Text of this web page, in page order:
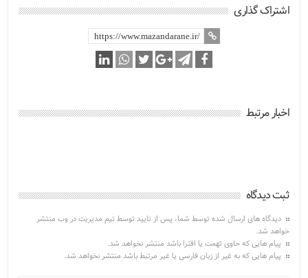
اشتراک گذاری
اخبار مرتبط
ثبت دیدگاه
دیدگاه های ارسال شده توسط شما، پس از تایید توسط تیم مدیریت در وب منتشر
خواهد شد.
پیام هایی که حاوی تهمت یا افترا باشد منتشر نخواهد شد.
پیام هایی که به غیر از زبان فارسی یا غیر مرتبط باشد منتشر نخواهد شد.